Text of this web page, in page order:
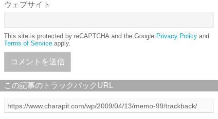
ウェブサイト
This site is protected by reCAPTCHA and the Google Privacy Policy and
Terms of Service apply.
この記事のトラックバックURL